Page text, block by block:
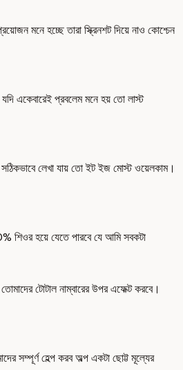
মনে হচ্ছে তারা স্ক্রিনশট দিয়ে নাও কোশ্চেন
একেবারেই প্রবলেম মনে হয় তো লাস্ট
লেখা যায় তো ইট ইজ মোস্ট ওয়েলকাম।
শিওর হয়ে যেতে পারবে যে আমি সবকটা
টোটাল নাম্বারের উপর এফেক্ট করবে।
সম্পূর্ণ হেল্প করব অল্প একটা ছোট্ট মূল্যের